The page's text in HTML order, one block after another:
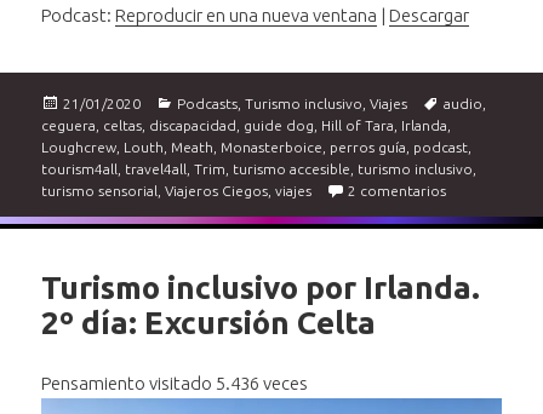
Podcast: Reproducir en una nueva ventana | Descargar
Publicado
el
21/01/2020 Categorías
Podcasts ,Turismo inclusivo ,Viajes Etiquetas
audio
ceguera
celtas discapacidad guide dog Hill of Tara Irlanda
Loughcrew Louth Meath Monasterboice perros guía podcast
tourism4all
travel4all ,Trim turismo accesible turismo inclusivo
turismo sensorial ,Viajeros Ciegos ,viajes 2 comentariosen Podcast
Turismo inclusivo por Irlanda.
2º día: Excursión Celta
Pensamiento visitado 5.436 veces